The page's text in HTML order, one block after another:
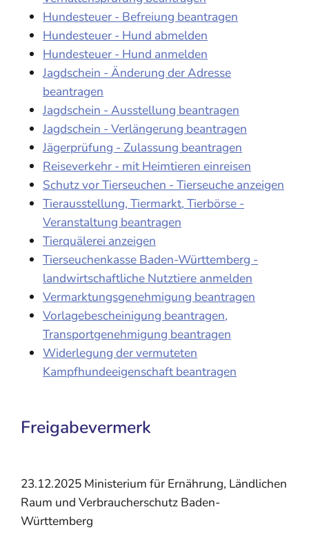
Hundesteuer - Befreiung beantragen
Hundesteuer - Hund abmelden
Hundesteuer - Hund anmelden
Jagdschein - Änderung der Adresse
beantragen
Jagdschein - Ausstellung beantragen
Jagdschein - Verlängerung beantragen
Jägerprüfung - Zulassung beantragen
Reiseverkehr - mit Heimtieren einreisen
Schutz vor Tierseuchen - Tierseuche anzeigen
Tierausstellung, Tiermarkt, Tierbörse -
Veranstaltung beantragen
Tierquälerei anzeigen
Tierseuchenkasse Baden-Württemberg -
landwirtschaftliche Nutztiere anmelden
Vermarktungsgenehmigung beantragen
Vorlagebescheinigung beantragen,
Transportgenehmigung beantragen
Widerlegung der vermuteten
Kampfhundeeigenschaft beantragen
Freigabevermerk
23.12.2025 Ministerium für Ernährung, Ländlichen
Raum und Verbraucherschutz Baden-
Württemberg